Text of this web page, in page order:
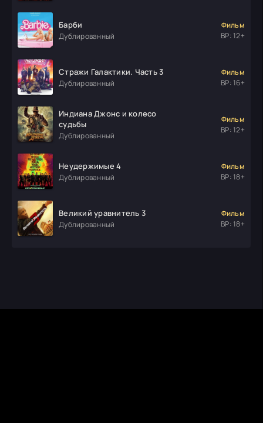
Барби
Дублированный
Фильм
ВР: 12+
Стражи Галактики. Часть 3
Дублированный
Фильм
ВР: 16+
Индиана Джонс и колесо
судьбы
Дублированный
Фильм
ВР: 12+
Неудержимые 4
Дублированный
Фильм
ВР: 18+
Великий уравнитель 3
Дублированный
Фильм
ВР: 18+